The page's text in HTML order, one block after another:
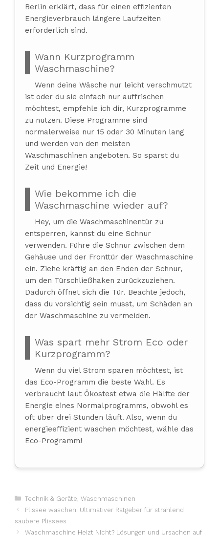
Berlin erklärt, dass für einen effizienten
Energieverbrauch längere Laufzeiten
erforderlich sind.
Wann Kurzprogramm
Waschmaschine?
Wenn deine Wäsche nur leicht verschmutzt
ist oder du sie einfach nur auffrischen
möchtest, empfehle ich dir, Kurzprogramme
zu nutzen. Diese Programme sind
normalerweise nur 15 oder 30 Minuten lang
und werden von den meisten
Waschmaschinen angeboten. So sparst du
Zeit und Energie!
Wie bekomme ich die
Waschmaschine wieder auf?
Hey, um die Waschmaschinentür zu
entsperren, kannst du eine Schnur
verwenden. Führe die Schnur zwischen dem
Gehäuse und der Fronttür der Waschmaschine
ein. Ziehe kräftig an den Enden der Schnur,
um den Türschließhaken zurückzuziehen.
Dadurch öffnet sich die Tür. Beachte jedoch,
dass du vorsichtig sein musst, um Schäden an
der Waschmaschine zu vermeiden.
Was spart mehr Strom Eco oder
Kurzprogramm?
Wenn du viel Strom sparen möchtest, ist
das Eco-Programm die beste Wahl. Es
verbraucht laut Ökostest etwa die Hälfte der
Energie eines Normalprogramms, obwohl es
oft über drei Stunden läuft. Also, wenn du
energieeffizient waschen möchtest, wähle das
Eco-Programm!
Kategorien
Technik & Geräte Waschmaschinen
Plissee waschen: Ultimativer Ratgeber für strahlend
saubere Plissees
Waschmaschine Heizt Nicht? Lösungen und Ursachen auf